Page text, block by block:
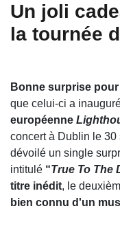
Un joli
la tournée
Bonne surprise
que celui-ci a
européenne
concert à Dublin le
dévoilé un single
intitulé “True To The
titre inédit, le
bien connu d'un